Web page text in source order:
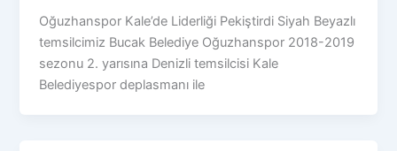
Oğuzhanspor Kale’de Liderliği Pekiştirdi Siyah Beyazlı
temsilcimiz Bucak Belediye Oğuzhanspor 2018-2019
sezonu 2. yarısına Denizli temsilcisi Kale
Belediyespor deplasmanı ile